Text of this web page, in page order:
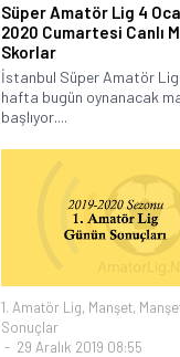
Süper Amatör Lig 4
2020 Cumartesi Canlı
Skorlar
İstanbul Süper Amatör
hafta bugün oynanacak
başlıyor....
1. Amatör Lig, Manşet,
Sonuçlar
29 Aralık 2019 08:55